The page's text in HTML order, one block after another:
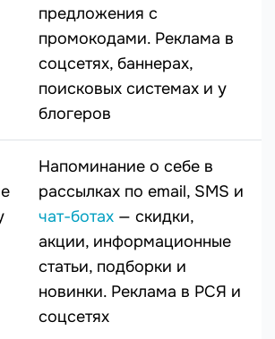
предложения с
промокодами. Реклама в
соцсетях, баннерах,
поисковых системах и у
блогеров
Напоминание о себе в
рассылках по email, SMS и
чат-ботах — скидки,
акции, информационные
статьи, подборки и
новинки. Реклама в РСЯ и
соцсетях